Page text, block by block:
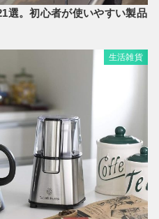
選。初心者が使いやすい製品
生活雑貨